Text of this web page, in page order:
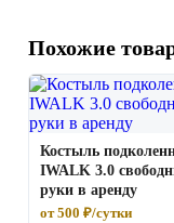
Похожие
Костыль
IWALK 3.0
руки в аренду
от 500 ₽/сутки